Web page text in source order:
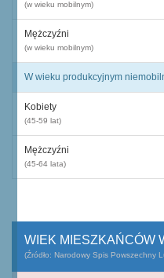
(w wieku mobilnym)
Mężczyźni
(w wieku mobilnym)
W wieku produkcyjnym
Kobiety
(45-59 lat)
Mężczyźni
(45-64 lata)
WIEK MIESZKAŃCÓW
(Źródło: Narodowy Spis Powszechny